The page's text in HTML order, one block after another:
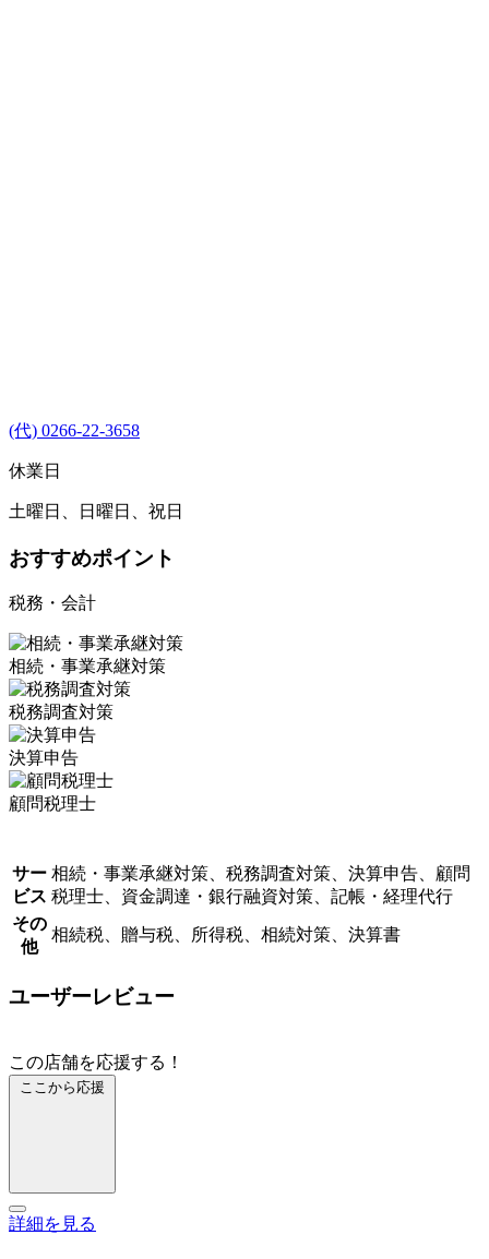
(代) 0266-22-3658
休業日
土曜日、日曜日、祝日
おすすめポイント
税務・会計
相続・事業承継対策
税務調査対策
決算申告
顧問税理士
サー
ビス
相続・事業承継対策、税務調査対策、決算申告、顧問
税理士、資金調達・銀行融資対策、記帳・経理代行
その
他
相続税、贈与税、所得税、相続対策、決算書
ユーザーレビュー
この店舗を応援する！
ここから応援
詳細を見る